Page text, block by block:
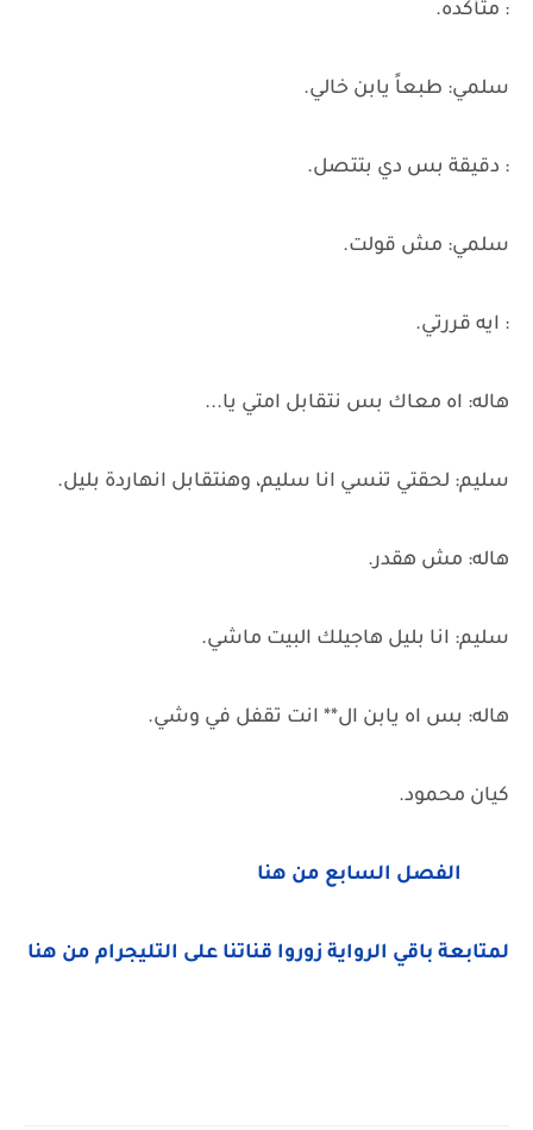
: متأكده.
سلمي: طبعاً يابن خالي.
: دقيقة بس دي بتتصل.
سلمي: مش قولت.
: ايه قررتي.
هاله: اه معاك بس نتقابل امتي يا...
سليم: لحقتي تنسي انا سليم، وهنتقابل انهاردة بليل.
هاله: مش هقدر.
سليم: انا بليل هاجيلك البيت ماشي.
هاله: بس اه يابن ال** انت تقفل في وشي.
كيان محمود.
الفصل السابع من هنا
لمتابعة باقي الرواية زوروا قناتنا على التليجرام من هنا